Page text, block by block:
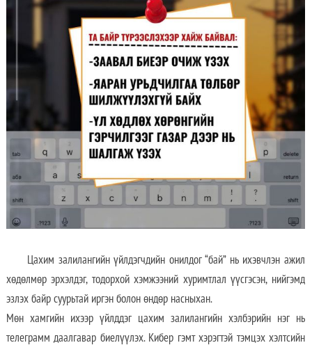
Цахим залилангийн үйлдэгчдийн онилдог “бай” нь ихэвчлэн ажил
хөдөлмөр эрхэлдэг, тодорхой хэмжээний хуримтлал үүсгэсэн, нийгэмд
эзлэх байр суурьтай иргэн болон өндөр насныхан.
Мөн хамгийн ихээр үйлддэг цахим залилангийн хэлбэрийн нэг нь
телеграмм даалгавар биелүүлэх. Кибер гэмт хэрэгтэй тэмцэх хэлтсийн